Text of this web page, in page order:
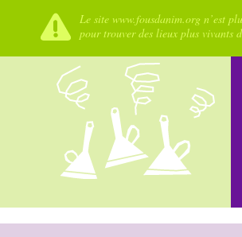
Le site www.fousdanim.org n’est
pour trouver des lieux plus vivants